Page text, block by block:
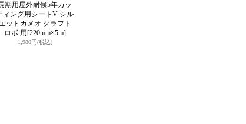
期用屋外耐候5年カッ
ィング用シートV シル
ットカメオ クラフト
ロボ 用 [220mm×5m]
1,980円(税込)